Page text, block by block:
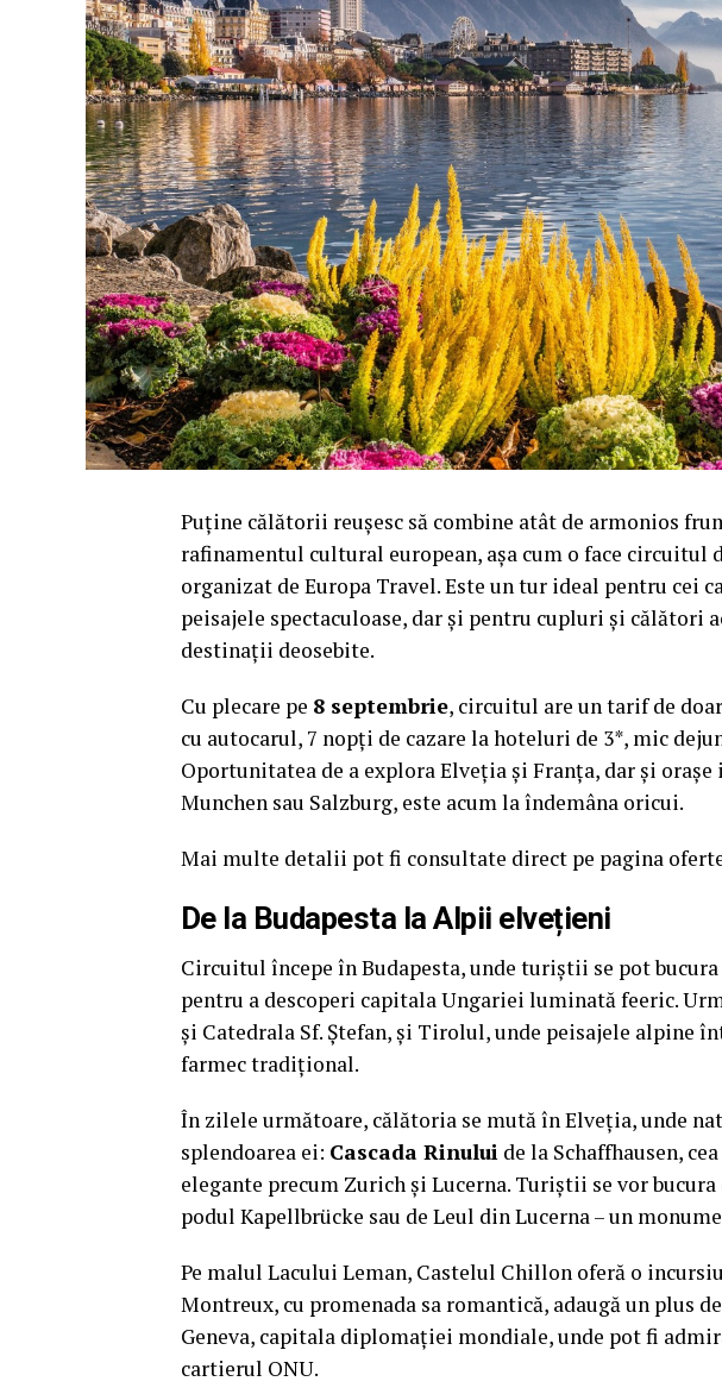
Puține călătorii reușesc să combine atât de armonios
rafinamentul cultural european, așa cum o face circuitul
organizat de Europa Travel. Este un tur ideal pentru cei
peisajele spectaculoase, dar și pentru cupluri și călători
destinații deosebite.
Cu plecare pe 8 septembrie, circuitul are un tarif de doar
cu autocarul, 7 nopți de cazare la hoteluri de 3*, mic
Oportunitatea de a explora Elveția și Franța, dar și orașe
Munchen sau Salzburg, este acum la îndemâna oricui.
Mai multe detalii pot fi consultate direct pe pagina
De la Budapesta la Alpii elvețieni
Circuitul începe în Budapesta, unde turiștii se pot
pentru a descoperi capitala Ungariei luminată feeric.
și Catedrala Sf. Ștefan, și Tirolul, unde peisajele alpine
farmec tradițional.
În zilele următoare, călătoria se mută în Elveția, unde
splendoarea ei: Cascada Rinului de la Schaffhausen,
elegante precum Zurich și Lucerna. Turiștii se vor
podul Kapellbrücke sau de Leul din Lucerna – un
Pe malul Lacului Leman, Castelul Chillon oferă o
Montreux, cu promenada sa romantică, adaugă un plus
Geneva, capitala diplomației mondiale, unde pot fi
cartierul ONU.